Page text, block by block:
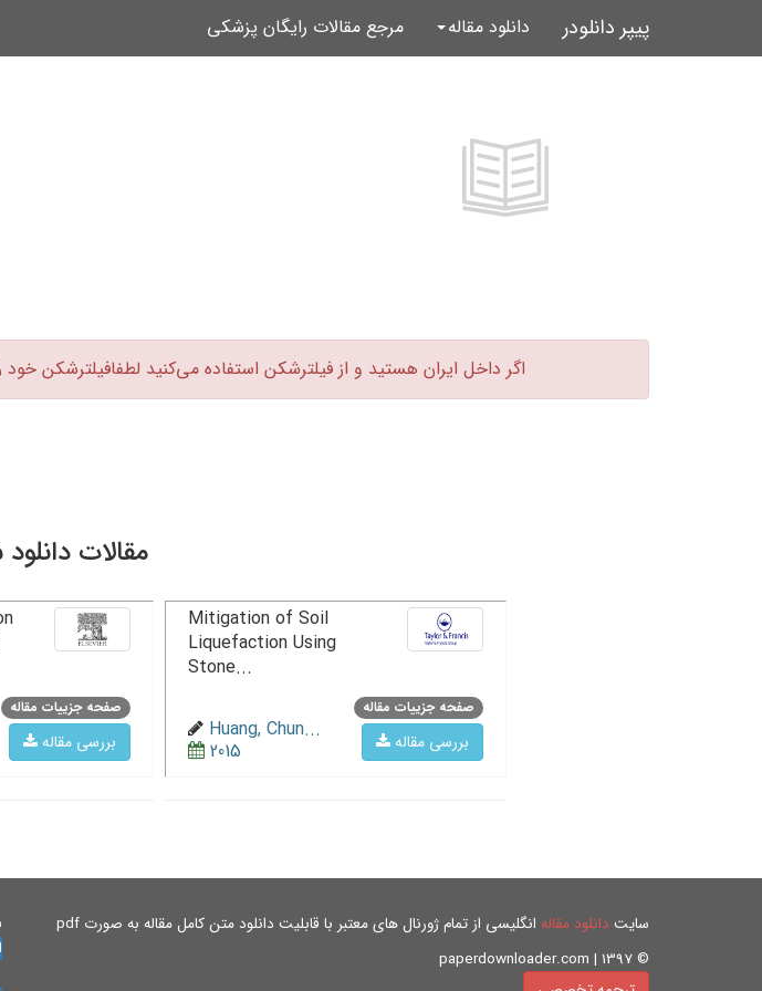
پیپر دانلودر دانلود مقاله مرجع مقالات رایگان پزشکی
اگر داخل ایران هستید و از فیلترشکن استفاده می‌کنید لطفافیلترشکن
مقالات
صفحه جزییات مقاله
بررسی مقاله
Mitigation of Soil
Liquefaction Using
Stone...
Huang, Chun...
2015
صفحه جزییات مقاله
بررسی مقاله
سایت دانلود مقاله انگلیسی از تمام ژورنال های معتبر با قابلیت دانلود متن کامل مقاله به صورت pdf
© paperdownloader.com | 1397